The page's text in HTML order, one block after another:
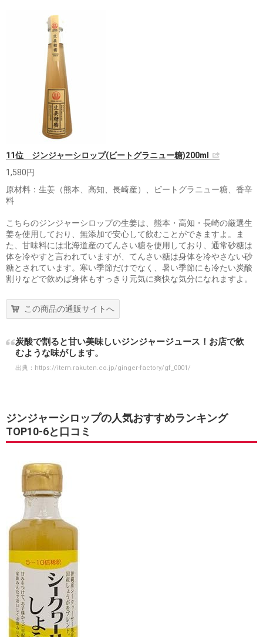
11位 ジンジャーシロップ(ビートグラニュー糖)200ml
1,580円
原材料：生姜（熊本、高知、長崎産）、ビートグラニュー糖、香辛
料
こちらのジンジャーシロップの生姜は、熊本・高知・長崎の厳選生
姜を使用しており、無添加で安心して飲むことができますよ。ま
た、甘味料には北海道産のてんさい糖を使用しており、通常砂糖は
体を冷やすと言われていますが、てんさい糖は身体を冷やさない砂
糖とされています。寒い季節だけでなく、暑い季節にも冷たい炭酸
割りなどで飲めば身体もすっきり元気に爽快な気分になれますよ。
この商品の通販サイトへ
炭酸で割ると甘い美味しいジンジャージュース！お店で飲
むような味がします。
出典： https://item.rakuten.co.jp/ginger-factory/gf_0001/
ジンジャーシロップの人気おすすめランキング
TOP10-6と口コミ